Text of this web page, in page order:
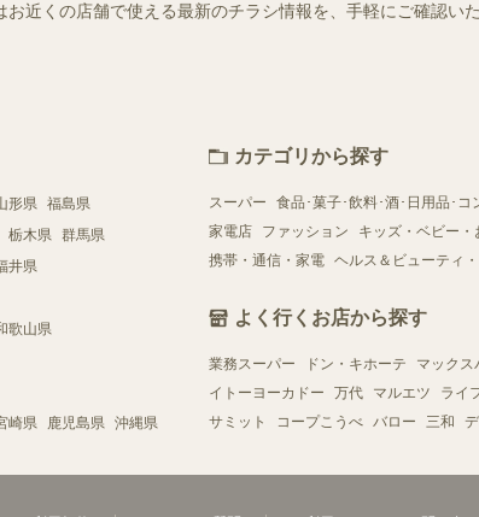
近くの店舗で使える最新のチラシ情報を、手軽にご確認い
形県 福島県
栃木県 群馬県
井県
歌山県
崎県 鹿児島県 沖縄県
カテゴリから探す
スーパー 食品･菓子･飲料･酒･日用品･コ
家電店
ファッション キッズ・ベビー・
携帯・通信・家電 ヘルス＆ビューティ
よく行くお店から探す
業務スーパー ドン・キホーテ マックス
イトーヨーカドー
万代 マルエツ ライ
サミット
コープこうべ バロー 三和